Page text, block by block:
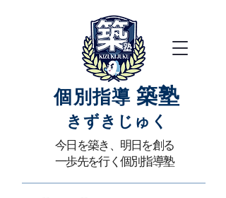
​今日を築き、明日を創る
一歩先を行く個別指導塾
個別指導 築塾
きずきじゅく​